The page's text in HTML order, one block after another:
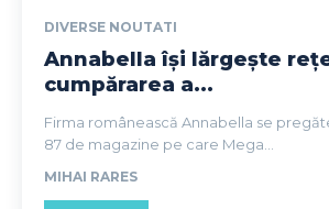
DIVERSE NOUTATI
Annabella își lărgește
cumpărarea a...
Firma românească Annabella se
87 de magazine pe care Mega...
MIHAI RARES